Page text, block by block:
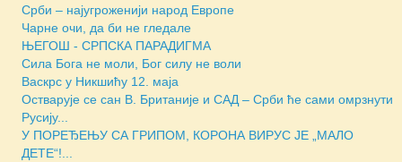
Срби – најугроженији народ Европе
Чарне очи, да би не гледале
ЊЕГОШ - СРПСКА ПАРАДИГМА
Сила Бога не моли, Бог силу не воли
Васкрс у Никшићу 12. маја
Остварује се сан В. Британије и САД – Срби ће сами омрзнути
Русију...
У ПОРЕЂЕЊУ СА ГРИПОМ, КОРОНА ВИРУС ЈЕ „МАЛО
ДЕТЕ“!...